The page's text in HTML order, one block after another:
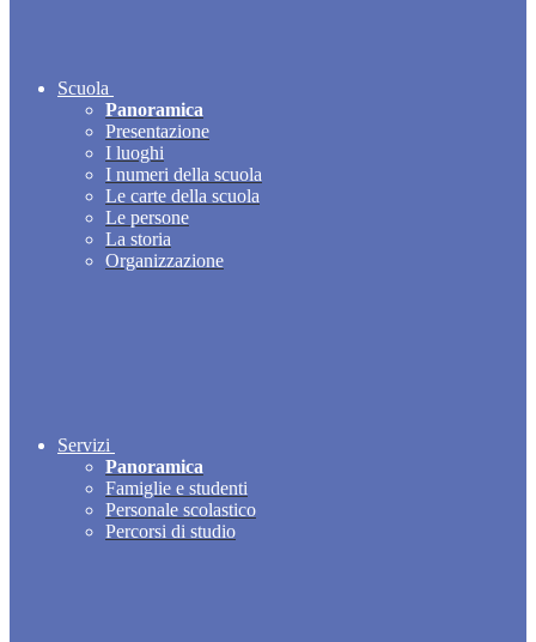
Scuola
Panoramica
Presentazione
I luoghi
I numeri della scuola
Le carte della scuola
Le persone
La storia
Organizzazione
Servizi
Panoramica
Famiglie e studenti
Personale scolastico
Percorsi di studio